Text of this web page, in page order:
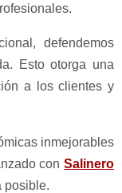
defendemos
Esto otorga una
a los clientes y
inmejorables
con Salinero
posible.